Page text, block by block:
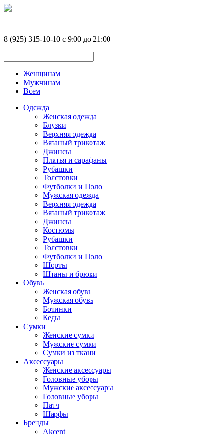
8 (925) 315-10-10 с 9:00 до 21:00
Женщинам
Мужчинам
Всем
Одежда
Женская одежда
Блузки
Верхняя одежда
Вязаный трикотаж
Джинсы
Платья и сарафаны
Рубашки
Толстовки
Футболки и Поло
Мужская одежда
Верхняя одежда
Вязаный трикотаж
Джинсы
Костюмы
Рубашки
Толстовки
Футболки и Поло
Шорты
Штаны и брюки
Обувь
Женская обувь
Мужская обувь
Ботинки
Кеды
Сумки
Женские сумки
Мужские сумки
Сумки из ткани
Аксессуары
Женские аксессуары
Головные уборы
Мужские аксессуары
Головные уборы
Патч
Шарфы
Бренды
Akcent